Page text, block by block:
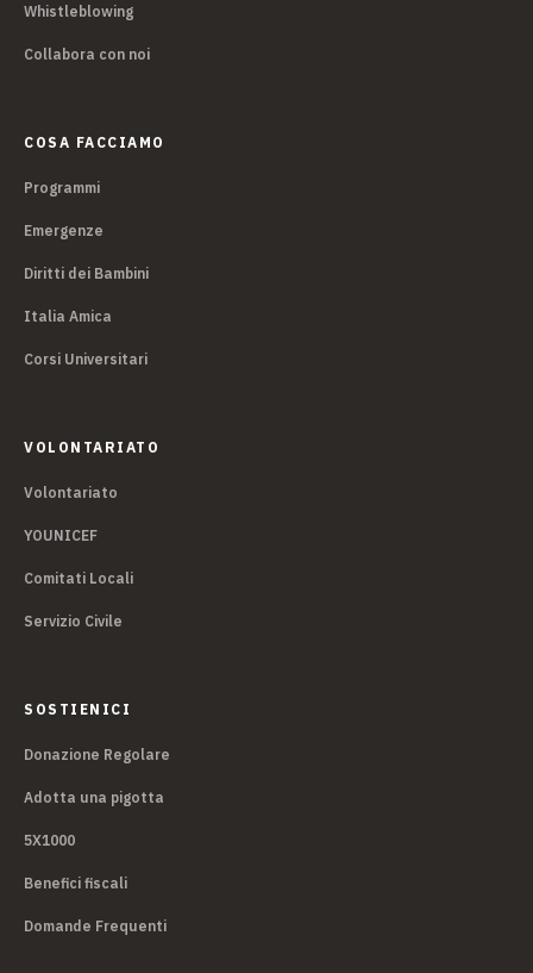
Whistleblowing
Collabora con noi
COSA FACCIAMO
Programmi
Emergenze
Diritti dei Bambini
Italia Amica
Corsi Universitari
VOLONTARIATO
Volontariato
YOUNICEF
Comitati Locali
Servizio Civile
SOSTIENICI
Donazione Regolare
Adotta una pigotta
5X1000
Benefici fiscali
Domande Frequenti